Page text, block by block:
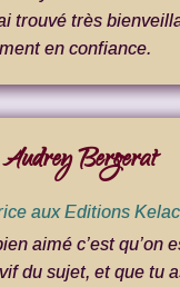
trouvé très
en confiance.
Audrey Bergerat
aux Editions
aimé c’est qu’on
du sujet, et que tu